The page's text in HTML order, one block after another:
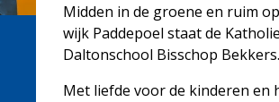
Midden in de groene en ruim
wijk Paddepoel staat de
Daltonschool Bisschop Bekkers.
Met liefde voor de kinderen en